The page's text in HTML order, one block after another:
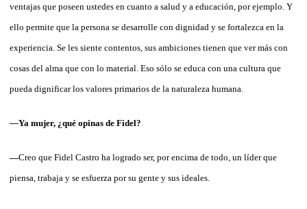
ventajas que poseen ustedes en cuanto a salud y a educación, por ejemplo. Y
ello permite que la persona se desarrolle con dignidad y se fortalezca en la
experiencia. Se les siente contentos, sus ambiciones tienen que ver más con
cosas del alma que con lo material. Eso sólo se educa con una cultura que
pueda dignificar los valores primarios de la naturaleza humana.
—Ya mujer, ¿qué opinas de Fidel?
—Creo que Fidel Castro ha logrado ser, por encima de todo, un líder que
piensa, trabaja y se esfuerza por su gente y sus ideales.